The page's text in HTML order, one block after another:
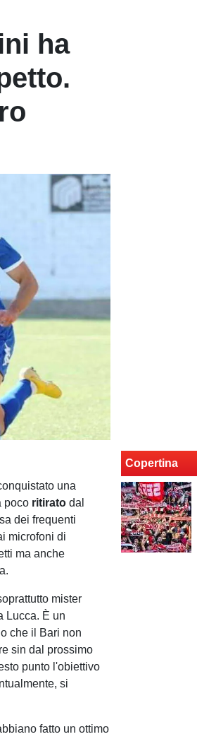
ha
una
poco ritirato dal
dei frequenti
microfoni di
ma anche
mister
Lucca. È un
che il Bari non
sin dal prossimo
punto l'obiettivo
si
fatto un ottimo
Copertina